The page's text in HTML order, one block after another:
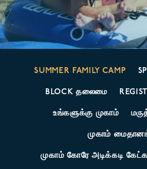
SUMMER FAMILY CAMP
BLOCK தலைமை
உங்களுக்கு முகாம்
முகாம்
முகாம் கோரே அடிக்கடி